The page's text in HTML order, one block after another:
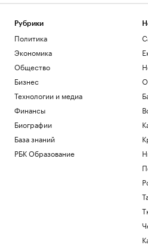
Рубрики
Политика
Экономика
Общество
Бизнес
Технологии и медиа
Финансы
Биографии
База знаний
РБК Образование